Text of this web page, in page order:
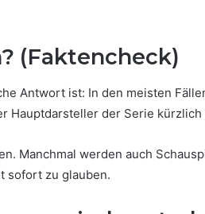
(Faktencheck)
Antwort ist: In den meisten
Hauptdarsteller der Serie
Manchmal werden auch
sofort zu glauben.